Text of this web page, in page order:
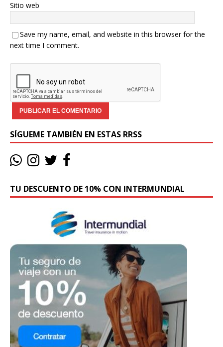
Sitio web
Save my name, email, and website in this browser for the
next time I comment.
SÍGUEME TAMBIÉN EN ESTAS RRSS
TU DESCUENTO DE 10% CON INTERMUNDIAL